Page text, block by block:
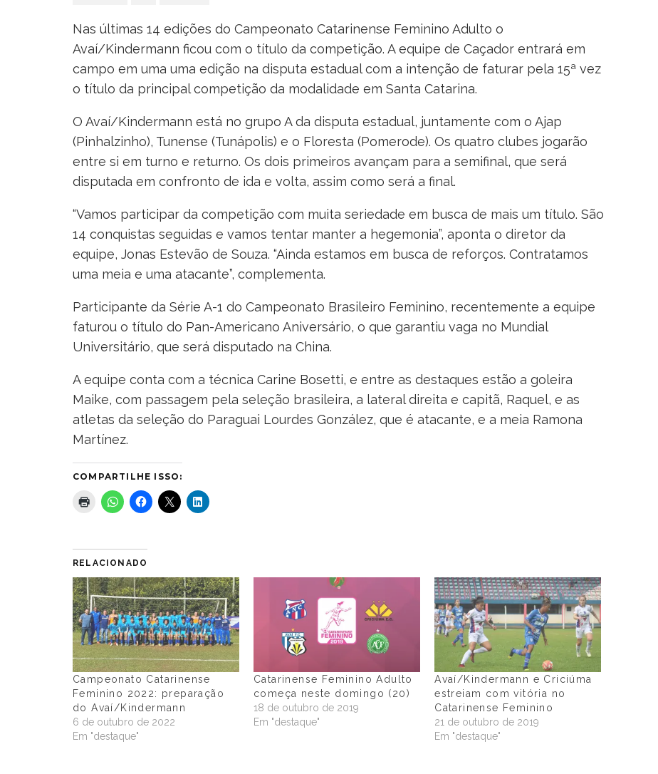
Nas últimas 14 edições do Campeonato Catarinense Feminino Adulto o
Avaí/Kindermann ficou com o título da competição. A equipe de Caçador entrará em
campo em uma uma edição na disputa estadual com a intenção de faturar pela 15ª vez
o título da principal competição da modalidade em Santa Catarina.
O Avaí/Kindermann está no grupo A da disputa estadual, juntamente com o Ajap
(Pinhalzinho), Tunense (Tunápolis) e o Floresta (Pomerode). Os quatro clubes jogarão
entre si em turno e returno. Os dois primeiros avançam para a semifinal, que será
disputada em confronto de ida e volta, assim como será a final.
“Vamos participar da competição com muita seriedade em busca de mais um título. São
14 conquistas seguidas e vamos tentar manter a hegemonia”, aponta o diretor da
equipe, Jonas Estevão de Souza. “Ainda estamos em busca de reforços. Contratamos
uma meia e uma atacante”, complementa.
Participante da Série A-1 do Campeonato Brasileiro Feminino, recentemente a equipe
faturou o título do Pan-Americano Aniversário, o que garantiu vaga no Mundial
Universitário, que será disputado na China.
A equipe conta com a técnica Carine Bosetti, e entre as destaques estão a goleira
Maike, com passagem pela seleção brasileira, a lateral direita e capitã, Raquel, e as
atletas da seleção do Paraguai Lourdes González, que é atacante, e a meia Ramona
Martínez.
COMPARTILHE ISSO:
RELACIONADO
Campeonato Catarinense
Feminino 2022: preparação
do Avaí/Kindermann
6 de outubro de 2022
Em "destaque"
Catarinense Feminino Adulto
começa neste domingo (20)
18 de outubro de 2019
Em "destaque"
Avaí/Kindermann e Criciúma
estreiam com vitória no
Catarinense Feminino
21 de outubro de 2019
Em "destaque"